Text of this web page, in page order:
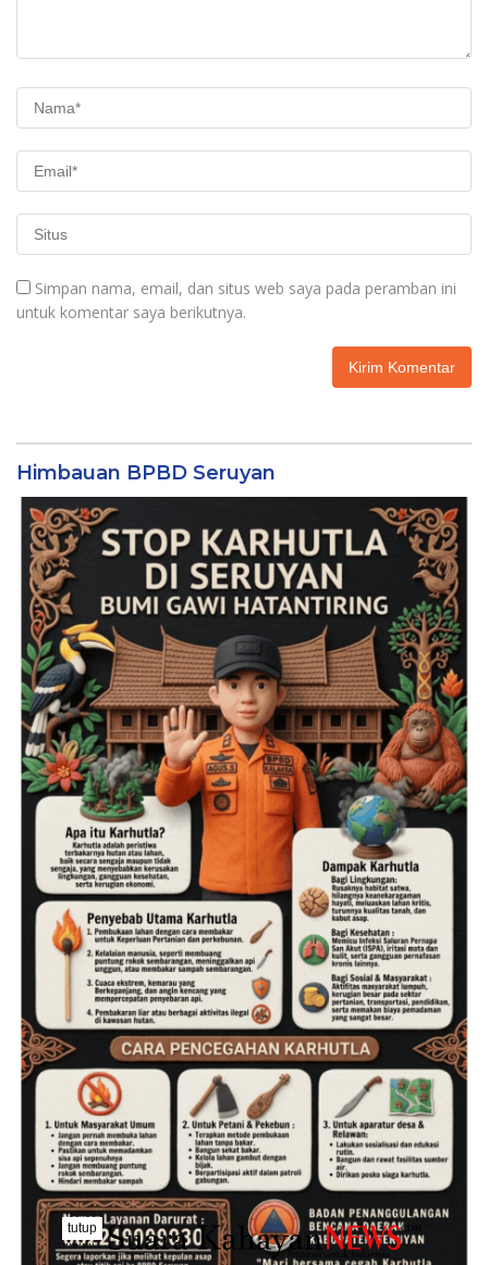
Simpan nama, email, dan situs web saya pada peramban ini
untuk komentar saya berikutnya.
Himbauan BPBD Seruyan
tutup
..........